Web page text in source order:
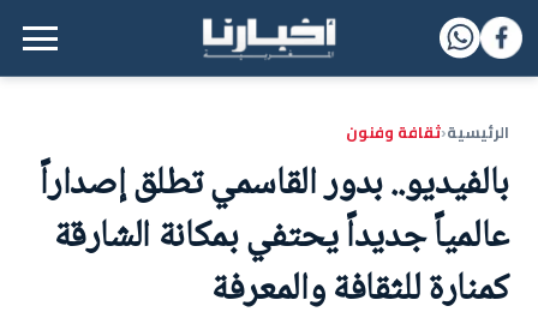
القائمة الرئيسية
الرئيسية‹ثقافة وفنون
بالفيديو.. بدور القاسمي تطلق إصداراً
عالمياً جديداً يحتفي بمكانة الشارقة
كمنارة للثقافة والمعرفة